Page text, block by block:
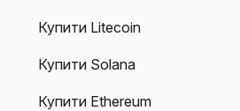
Купити Litecoin
Купити Solana
Купити Ethereum